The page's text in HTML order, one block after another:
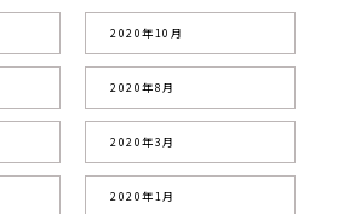
2020年10月
2020年8月
2020年3月
2020年1月